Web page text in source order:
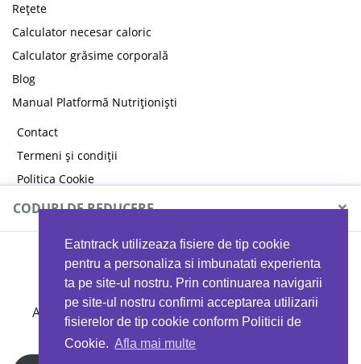
Eatntrack utilizeaza fisiere de tip cookie
pentru a personaliza si imbunatati experienta
ta pe site-ul nostru. Prin continuarea navigarii
pe site-ul nostru confirmi acceptarea utilizarii
fisierelor de tip cookie conform Politicii de
Cookie. Afla mai multe
Rețete
Calculator necesar caloric
Calculator grăsime corporală
Blog
Manual Platformă Nutriționiști
Contact
Termeni și condiții
Politica Cookie
Politica de confidențialitate
CODURI DE REDUCERE ×
MYPROTEIN
Ai 40%reducere la orice comandă folosind codul
EATTRACK